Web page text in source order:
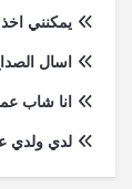
يمكنني
اسال
انا شاب عمري ٢٣ سنة اعاني
لدي ولدي عمره ٩ سنوات